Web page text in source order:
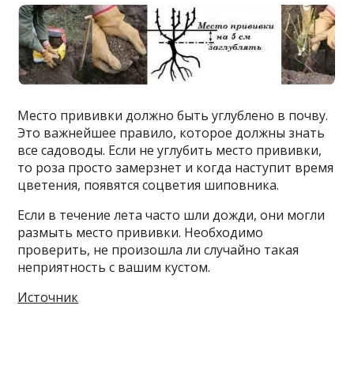
Место прививки должно быть углублено в почву.
Это важнейшее правило, которое должны знать
все садоводы. Если не углубить место прививки,
то роза просто замерзнет и когда наступит время
цветения, появятся соцветия шиповника.
Если в течение лета часто шли дожди, они могли
размыть место прививки. Необходимо
проверить, не произошла ли случайно такая
неприятность с вашим кустом.
Источник